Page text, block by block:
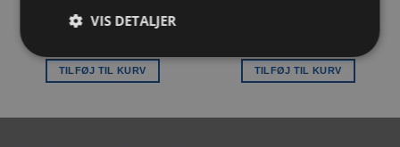
TILFØJ TIL KURV TILFØJ TIL KURV
VIS DETALJER